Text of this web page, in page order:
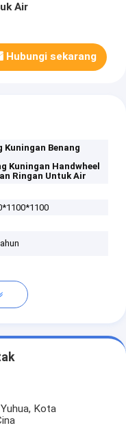
Air
Hubungi sekarang
Kuningan Benang
Kuningan Handwheel
Ringan Untuk Air
Kota